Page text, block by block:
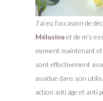
J’ai eu l’occasion de
Mélusine et de m’y
moment maintenant
sont effectivement
assidue dans son
action anti âge et anti